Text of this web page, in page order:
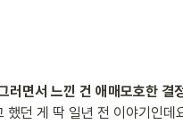
면서 느낀 건 애매모호한 결
던 게 딱 일년 전 이야기인데